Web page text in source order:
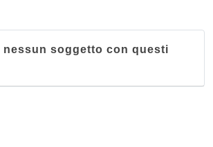
nessun soggetto con questi